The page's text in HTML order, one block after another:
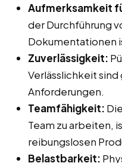
Aufmerksamkeit
der Durchführung
Dokumentationen
Zuverlässigkeit:
Verlässlichkeit
Anforderungen.
Teamfähigkeit:
Team zu arbeiten,
reibungslosen
Belastbarkeit: